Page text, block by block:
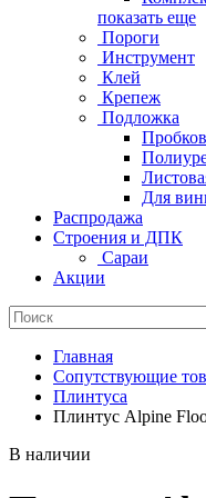
показать еще
Пороги
Инструмент
Клей
Крепеж
Подложка
Для
Распродажа
Строения и ДПК
Сараи
Акции
Главная
Сопутствующие
Плинтуса
Плинтус Alpine
В наличии